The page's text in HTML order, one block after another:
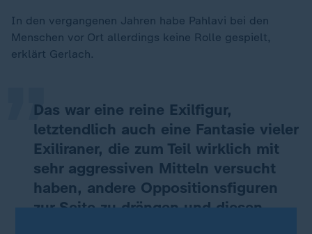
In den vergangenen Jahren habe Pahlavi bei den
Menschen vor Ort allerdings keine Rolle gespielt,
erklärt Gerlach.
Das war eine reine Exilfigur,
letztendlich auch eine Fantasie vieler
Exiliraner, die zum Teil wirklich mit
sehr aggressiven Mitteln versucht
haben, andere Oppositionsfiguren
zur Seite zu drängen und diesen
„